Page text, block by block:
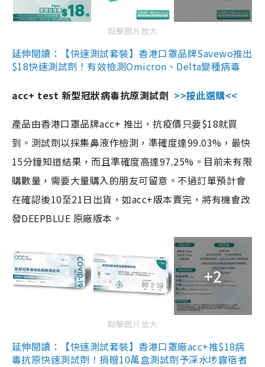
點擊圖片放大
延伸閱讀：【快速測試套裝】香港口罩品牌Savewo推出
$18快速測試劑！有效檢測Omicron、Delta變種病毒
acc+ test 新型冠狀病毒抗原測試劑 >>按此選購<<
產品由香港口罩品牌acc+ 推出，抗疫價只要$18就買
到。測試劑以採集鼻液作檢測，準確度達99.03%，最快
15分鐘知道結果，而且準確度高達97.25%。目前未有限
購數量，需要大量購入的朋友可留意。不過訂單預計會
在確認後10至21日出貨，如acc+版本賣完，將有機會改
發DEEPBLUE 原廠版本。
+2
點擊圖片放大
延伸閱讀：【快速測試套裝】香港口罩廠acc+推$18病
毒抗原快速測試劑！捐贈10萬盒測試劑予深水埗露宿者